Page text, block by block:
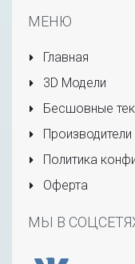
МЕНЮ
Главная
3D Модели
Бесшовные
Производители
Политика
Оферта
МЫ В